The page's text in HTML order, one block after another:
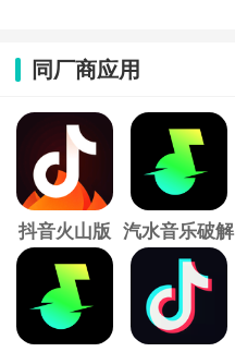
同厂商应用
抖音火山版
app
汽水音乐破解
版